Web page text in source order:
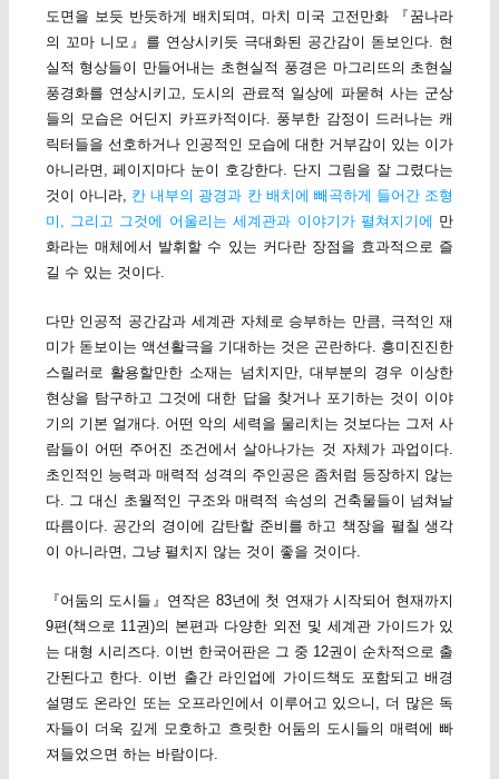
도면을 보듯 반듯하게 배치되며, 마치 미국 고전만화 『꿈나라
의 꼬마 니모』를 연상시키듯 극대화된 공간감이 돋보인다. 현
실적 형상들이 만들어내는 초현실적 풍경은 마그리뜨의 초현실
풍경화를 연상시키고, 도시의 관료적 일상에 파묻혀 사는 군상
들의 모습은 어딘지 카프카적이다. 풍부한 감정이 드러나는 캐
릭터들을 선호하거나 인공적인 모습에 대한 거부감이 있는 이가
아니라면, 페이지마다 눈이 호강한다. 단지 그림을 잘 그렸다는
것이 아니라, 칸 내부의 광경과 칸 배치에 빼곡하게 들어간 조형
미, 그리고 그것에 어울리는 세계관과 이야기가 펼쳐지기에 만
화라는 매체에서 발휘할 수 있는 커다란 장점을 효과적으로 즐
길 수 있는 것이다.
다만 인공적 공간감과 세계관 자체로 승부하는 만큼, 극적인 재
미가 돋보이는 액션활극을 기대하는 것은 곤란하다. 흥미진진한
스릴러로 활용할만한 소재는 넘치지만, 대부분의 경우 이상한
현상을 탐구하고 그것에 대한 답을 찾거나 포기하는 것이 이야
기의 기본 얼개다. 어떤 악의 세력을 물리치는 것보다는 그저 사
람들이 어떤 주어진 조건에서 살아나가는 것 자체가 과업이다.
초인적인 능력과 매력적 성격의 주인공은 좀처럼 등장하지 않는
다. 그 대신 초월적인 구조와 매력적 속성의 건축물들이 넘쳐날
따름이다. 공간의 경이에 감탄할 준비를 하고 책장을 펼칠 생각
이 아니라면, 그냥 펼치지 않는 것이 좋을 것이다.
『어둠의 도시들』연작은 83년에 첫 연재가 시작되어 현재까지
9편(책으로 11권)의 본편과 다양한 외전 및 세계관 가이드가 있
는 대형 시리즈다. 이번 한국어판은 그 중 12권이 순차적으로 출
간된다고 한다. 이번 출간 라인업에 가이드책도 포함되고 배경
설명도 온라인 또는 오프라인에서 이루어고 있으니, 더 많은 독
자들이 더욱 깊게 모호하고 흐릿한 어둠의 도시들의 매력에 빠
져들었으면 하는 바람이다.